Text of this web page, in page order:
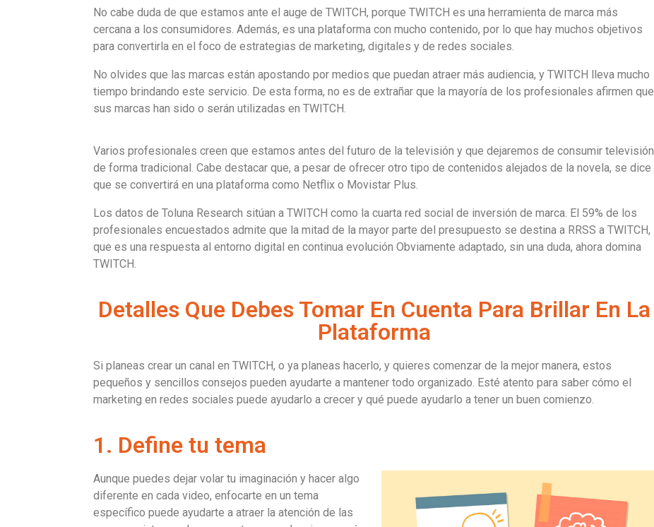
No cabe duda de que estamos ante el auge de TWITCH, porque TWITCH es una herramienta de marca más
cercana a los consumidores. Además, es una plataforma con mucho contenido, por lo que hay muchos objetivos
para convertirla en el foco de estrategias de marketing, digitales y de redes sociales.
No olvides que las marcas están apostando por medios que puedan atraer más audiencia, y TWITCH lleva mucho
tiempo brindando este servicio. De esta forma, no es de extrañar que la mayoría de los profesionales afirmen que
sus marcas han sido o serán utilizadas en TWITCH.
Varios profesionales creen que estamos antes del futuro de la televisión y que dejaremos de consumir televisión
de forma tradicional. Cabe destacar que, a pesar de ofrecer otro tipo de contenidos alejados de la novela, se dice
que se convertirá en una plataforma como Netflix o Movistar Plus.
Los datos de Toluna Research sitúan a TWITCH como la cuarta red social de inversión de marca. El 59% de los
profesionales encuestados admite que la mitad de la mayor parte del presupuesto se destina a RRSS a TWITCH,
que es una respuesta al entorno digital en continua evolución Obviamente adaptado, sin una duda, ahora domina
TWITCH.
Detalles Que Debes Tomar En Cuenta Para Brillar En La
Plataforma
Si planeas crear un canal en TWITCH, o ya planeas hacerlo, y quieres comenzar de la mejor manera, estos
pequeños y sencillos consejos pueden ayudarte a mantener todo organizado. Esté atento para saber cómo el
marketing en redes sociales puede ayudarlo a crecer y qué puede ayudarlo a tener un buen comienzo.
1. Define tu tema
Aunque puedes dejar volar tu imaginación y hacer algo
diferente en cada video, enfocarte en un tema
específico puede ayudarte a atraer la atención de las